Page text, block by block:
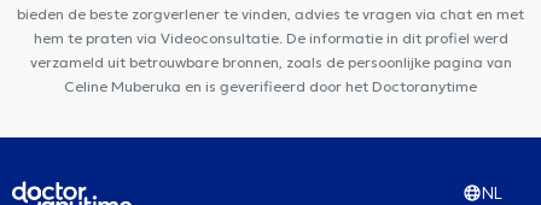
bieden de beste zorgverlener te vinden, advies te vragen via chat en met
hem te praten via Videoconsultatie. De informatie in dit profiel werd
verzameld uit betrouwbare bronnen, zoals de persoonlijke pagina van
Celine Muberuka en is geverifieerd door het Doctoranytime
NL